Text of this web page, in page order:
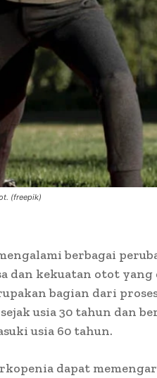
(freepik)
berbagai
dan kekuatan otot
bagian dari
usia 30 tahun dan
usia 60 tahun.
dapat